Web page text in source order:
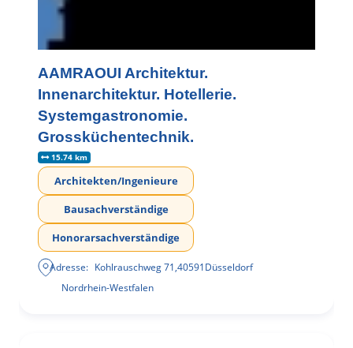
AAMRAOUI Architektur.
Innenarchitektur. Hotellerie.
Systemgastronomie.
Grossküchentechnik.
15.74 km
Architekten/Ingenieure
Bausachverständige
Honorarsachverständige
Adresse: Kohlrauschweg 71,40591Düsseldorf
Nordrhein-Westfalen